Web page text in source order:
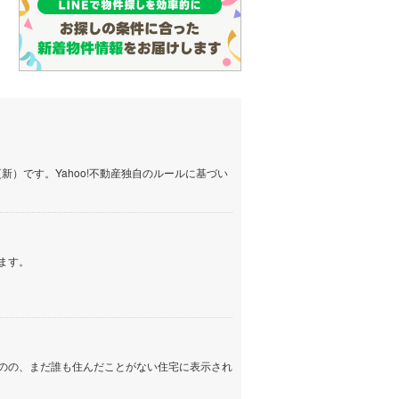
）です。Yahoo!不動産独自のルールに基づい
。
の、まだ誰も住んだことがない住宅に表示され